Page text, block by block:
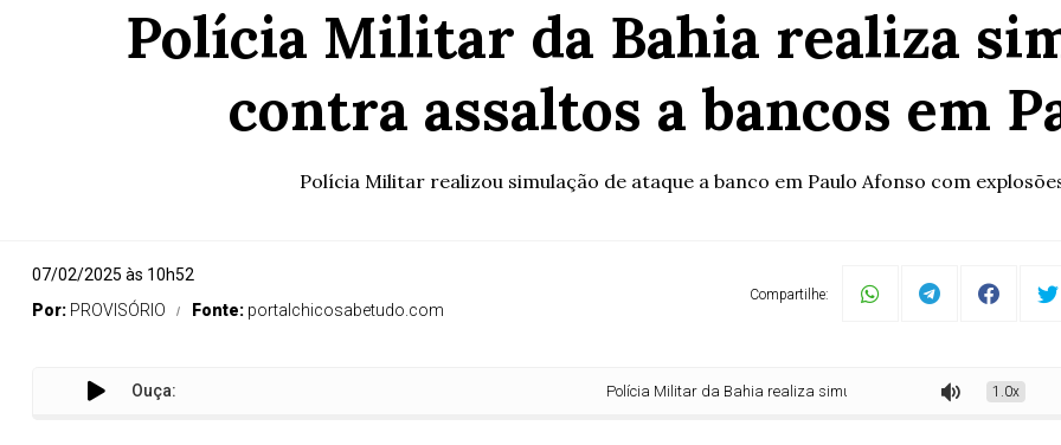
Polícia Militar da Bahia realiza
contra assaltos a bancos em
Polícia Militar realizou simulação de ataque a banco em Paulo Afonso com
07/02/2025 às 10h52
Por: PROVISÓRIO Fonte: portalchicosabetudo.com
Compartilhe:
Ouça: Polícia Militar da Bahia realiza simulação de ação contra assaltos a bancos
1.0x